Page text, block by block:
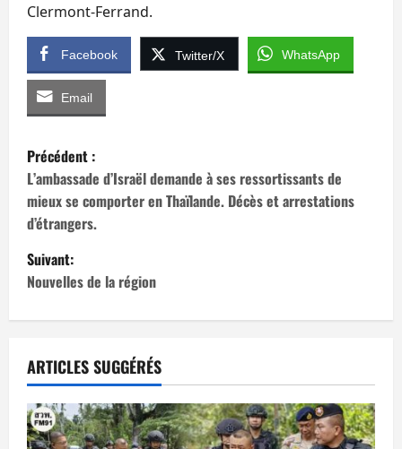
Clermont-Ferrand.
Facebook Twitter/X WhatsApp
Email
N
a
v
i
g
t
i
Précédent :
L’ambassade d’Israël demande à ses ressortissants de
mieux se comporter en Thaïlande. Décès et arrestations
d’étrangers.
Suivant:
Nouvelles de la région
ARTICLES SUGGÉRÉS